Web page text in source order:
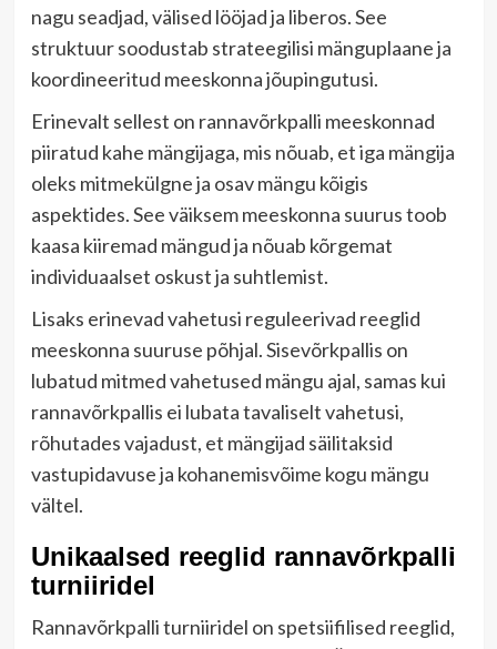
nagu seadjad, välised lööjad ja liberos. See
struktuur soodustab strateegilisi mänguplaane ja
koordineeritud meeskonna jõupingutusi.
Erinevalt sellest on rannavõrkpalli meeskonnad
piiratud kahe mängijaga, mis nõuab, et iga mängija
oleks mitmekülgne ja osav mängu kõigis
aspektides. See väiksem meeskonna suurus toob
kaasa kiiremad mängud ja nõuab kõrgemat
individuaalset oskust ja suhtlemist.
Lisaks erinevad vahetusi reguleerivad reeglid
meeskonna suuruse põhjal. Sisevõrkpallis on
lubatud mitmed vahetused mängu ajal, samas kui
rannavõrkpallis ei lubata tavaliselt vahetusi,
rõhutades vajadust, et mängijad säilitaksid
vastupidavuse ja kohanemisvõime kogu mängu
vältel.
Unikaalsed reeglid rannavõrkpalli
turniiridel
Rannavõrkpalli turniiridel on spetsiifilised reeglid,